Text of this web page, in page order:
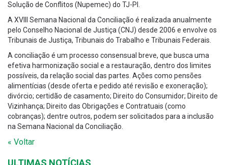
Solução de Conflitos (Nupemec) do TJ-PI.
A XVIII Semana Nacional da Conciliação é realizada anualmente
pelo Conselho Nacional de Justiça (CNJ) desde 2006 e envolve os
Tribunais de Justiça, Tribunais do Trabalho e Tribunais Federais.
A conciliação é um processo consensual breve, que busca uma
efetiva harmonização social e a restauração, dentro dos limites
possíveis, da relação social das partes. Ações como pensões
alimentícias (desde oferta e pedido até revisão e exoneração);
divórcio; certidão de casamento; Direito do Consumidor; Direito de
Vizinhança; Direito das Obrigações e Contratuais (como
cobranças); dentre outros, podem ser solicitados para a inclusão
na Semana Nacional da Conciliação.
« Voltar
ULTIMAS NOTÍCIAS